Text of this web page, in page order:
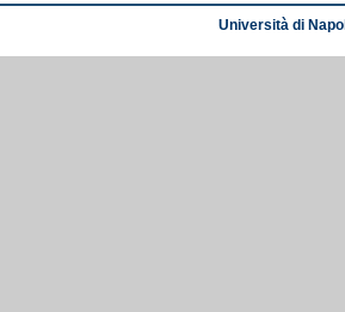
Università di